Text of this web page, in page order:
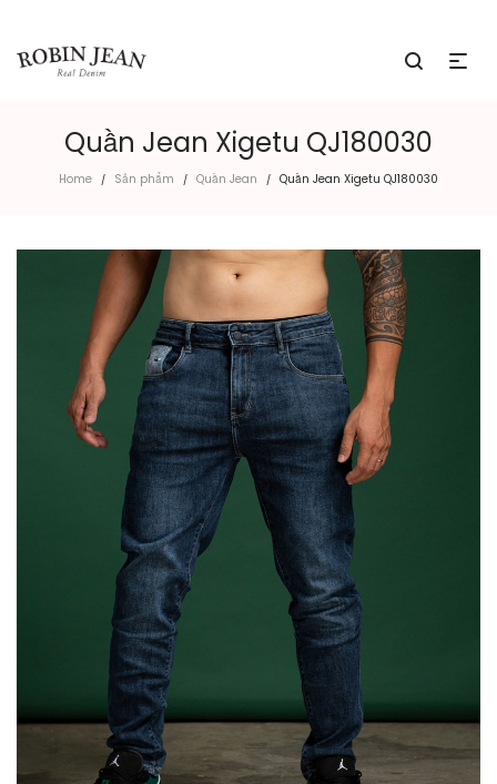
Quần Jean Xigetu QJ180030
Home / Sản phẩm / Quần Jean / Quần Jean Xigetu QJ180030